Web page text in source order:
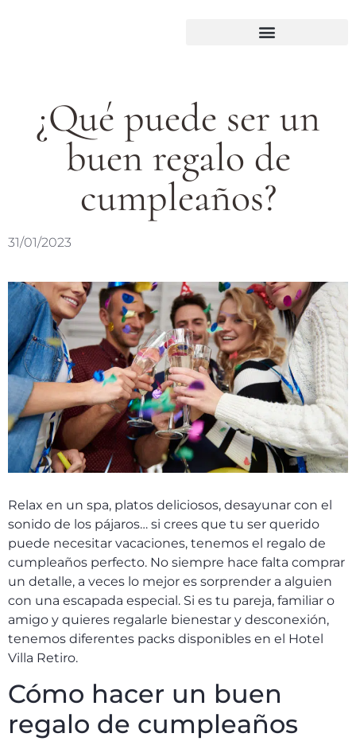
¿Qué puede ser un
buen regalo de
cumpleaños?
31/01/2023
Relax en un spa, platos deliciosos, desayunar con el
sonido de los pájaros… si crees que tu ser querido
puede necesitar vacaciones, tenemos el regalo de
cumpleaños perfecto. No siempre hace falta comprar
un detalle, a veces lo mejor es sorprender a alguien
con una escapada especial. Si es tu pareja, familiar o
amigo y quieres regalarle bienestar y desconexión,
tenemos diferentes packs disponibles en el Hotel
Villa Retiro.
Cómo hacer un buen
regalo de cumpleaños